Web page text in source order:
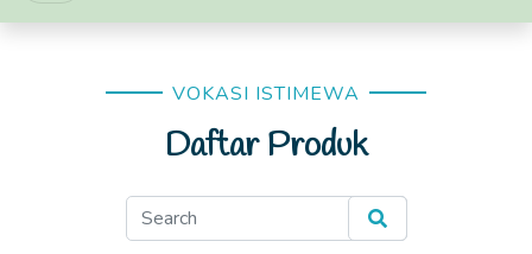
VOKASI ISTIMEWA
Daftar Produk